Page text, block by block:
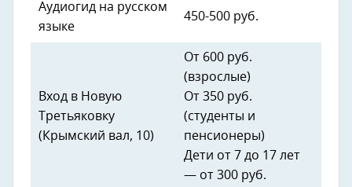
Аудиогид на русском
языке
450-500 руб.
Вход в Новую
Третьяковку
(Крымский вал, 10)
От 600 руб.
(взрослые)
От 350 руб.
(студенты и
пенсионеры)
Дети от 7 до 17 лет
— от 300 руб.